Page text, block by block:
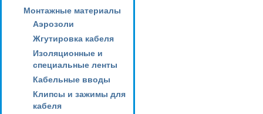
Монтажные материалы
Аэрозоли
Жгутировка кабеля
Изоляционные и
специальные ленты
Кабельные вводы
Клипсы и зажимы для
кабеля